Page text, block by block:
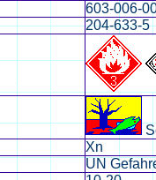
603-006-
204-633-5
Xn
UN